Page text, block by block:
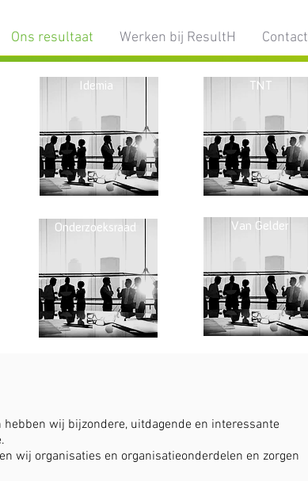
Ons resultaat Werken bij ResultH Contact
Idemia
Onderzoeksraad
TNT
Van Gelder
wij bijzondere, uitdagende en interessante
wij organisaties en organisatieonderdelen en zorgen